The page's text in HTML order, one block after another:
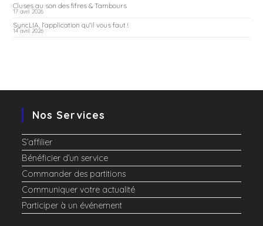
Cluses au son des fifres & Tambours
17 avril 2026
SyncLIA, l’application qu’il vous faut !
14 avril 2026
Nos Services
S’affilier
Bénéficier d’un service
Commander des partitions
Communiquer votre actualité
Participer à un événement